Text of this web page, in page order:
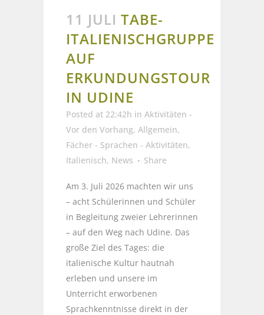
11 JULI TABE-
ITALIENISCHGRUPPE
AUF
ERKUNDUNGSTOUR
IN UDINE
Posted at 22:42h in Aktivitäten -
Vor den Vorhang, Allgemein,
Fächer - Sprachen - Aktivitäten,
Italienisch, News Share
Am 3. Juli 2026 machten wir uns
– acht Schülerinnen und Schüler
in Begleitung zweier Lehrerinnen
– auf den Weg nach Udine. Das
große Ziel des Tages: die
italienische Kultur hautnah
erleben und unsere im
Unterricht erworbenen
Sprachkenntnisse direkt in der